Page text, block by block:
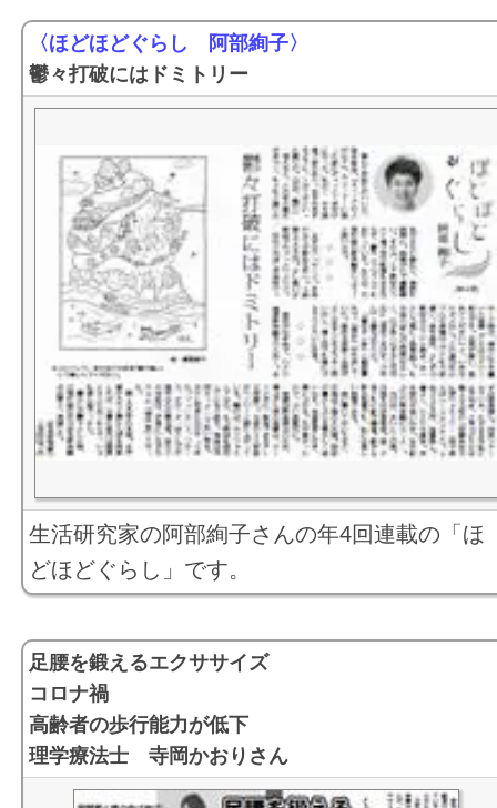
〈ほどほどぐらし 阿部絢子〉
鬱々打破にはドミトリー
生活研究家の阿部絢子さんの年4回連載の「ほ
どほどぐらし」です。
足腰を鍛えるエクササイズ
コロナ禍
高齢者の歩行能力が低下
理学療法士 寺岡かおりさん